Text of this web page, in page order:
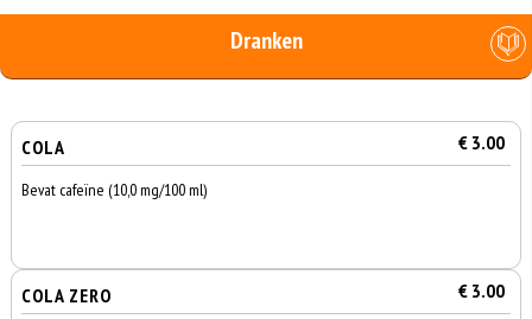
Dranken
COLA € 3.00
Bevat cafeïne (10,0 mg/100 ml)
COLA ZERO € 3.00